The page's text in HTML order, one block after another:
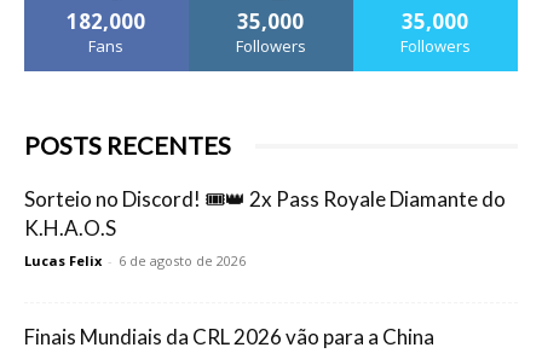
182,000
Fans
35,000
Followers
35,000
Followers
POSTS RECENTES
Sorteio no Discord! 🎟️👑 2x Pass Royale Diamante do
K.H.A.O.S
Lucas Felix - 6 de agosto de 2026
Finais Mundiais da CRL 2026 vão para a China